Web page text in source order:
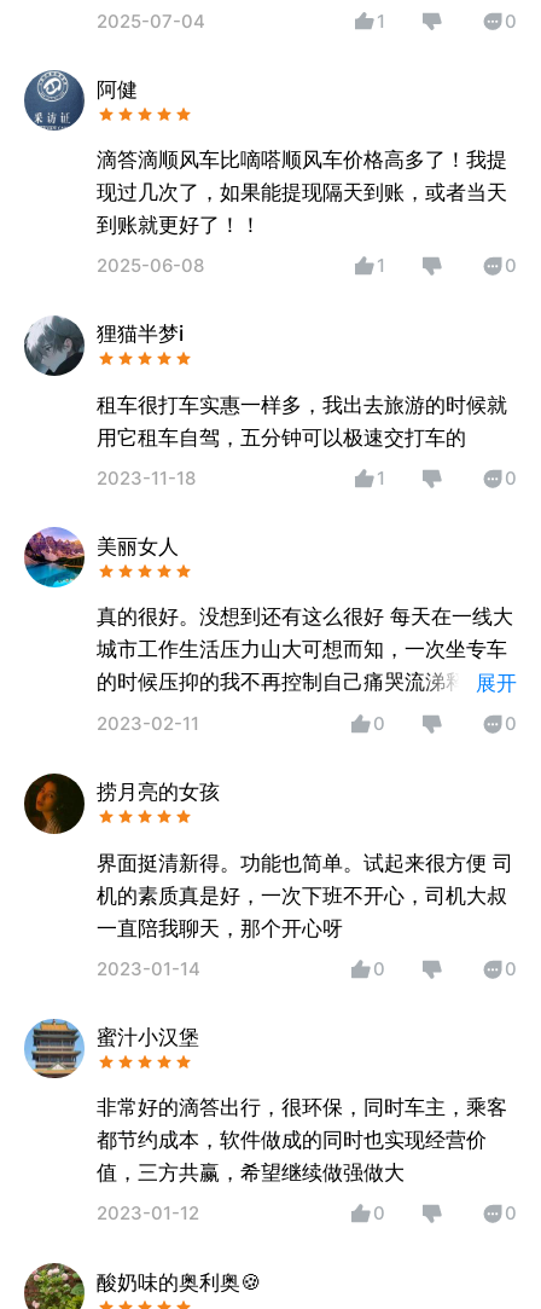
2025-07-04 1 0
阿健
滴答滴顺风车比嘀嗒顺风车价格高多了！我提
现过几次了，如果能提现隔天到账，或者当天
到账就更好了！！
2025-06-08 1 0
狸猫半梦i
租车很打车实惠一样多，我出去旅游的时候就
用它租车自驾，五分钟可以极速交打车的
2023-11-18 1 0
美丽女人
真的很好。没想到还有这么很好 每天在一线大
城市工作生活压力山大可想而知，一次坐专车
的时候压抑的我不再控制自己痛哭流涕释放压
力，司机暖心的问候并递纸巾过来，当知道事
不快乐的时候就放嘴里一块糖那种甜滋滋的感
受会让你忘记很多东西。以至于自己每次心情
展开
2023-02-11 0 0
捞月亮的女孩
界面挺清新得。功能也简单。试起来很方便 司
机的素质真是好，一次下班不开心，司机大叔
一直陪我聊天，那个开心呀
2023-01-14 0 0
蜜汁小汉堡
非常好的滴答出行，很环保，同时车主，乘客
都节约成本，软件做成的同时也实现经营价
值，三方共赢，希望继续做强做大
2023-01-12 0 0
酸奶味的奥利奥🍪